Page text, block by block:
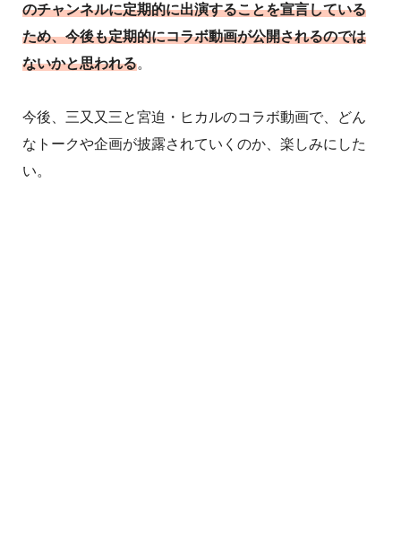
のチャンネルに定期的に出演することを宣言している
ため、今後も定期的にコラボ動画が公開されるのでは
ないかと思われる。
今後、三又又三と宮迫・ヒカルのコラボ動画で、どん
なトークや企画が披露されていくのか、楽しみにした
い。